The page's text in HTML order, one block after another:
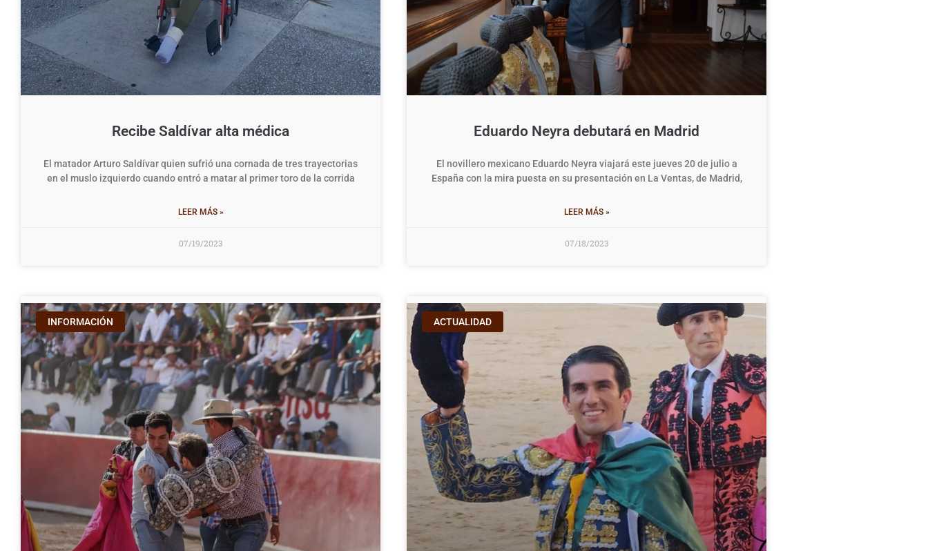
Recibe Saldívar alta médica
El matador Arturo Saldívar quien sufrió una cornada de tres trayectorias
en el muslo izquierdo cuando entró a matar al primer toro de la corrida
LEER MÁS »
07/19/2023
Eduardo Neyra debutará en Madrid
El novillero mexicano Eduardo Neyra viajará este jueves 20 de julio a
España con la mira puesta en su presentación en La Ventas, de Madrid,
LEER MÁS »
07/18/2023
INFORMACIÓN ACTUALIDAD